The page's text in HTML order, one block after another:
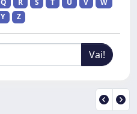
Q R S T U V
W
Y Z